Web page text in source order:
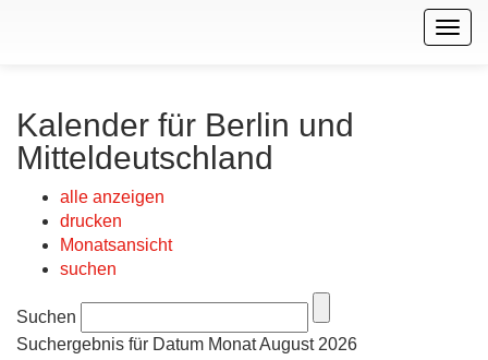
Kalender für Berlin und
Mitteldeutschland
alle anzeigen
drucken
Monatsansicht
suchen
Suchen
Suchergebnis für Datum Monat August 2026